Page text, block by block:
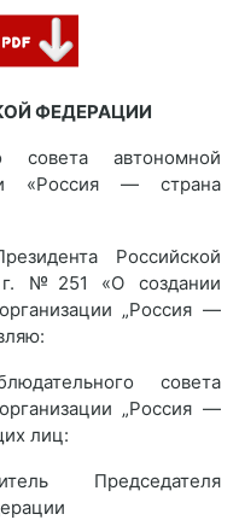
ФЕДЕРАЦИИ
совета автономной
«Россия — страна
Российской
№251 «О создании
„Россия —
совета
„Россия —
лиц:
Председателя